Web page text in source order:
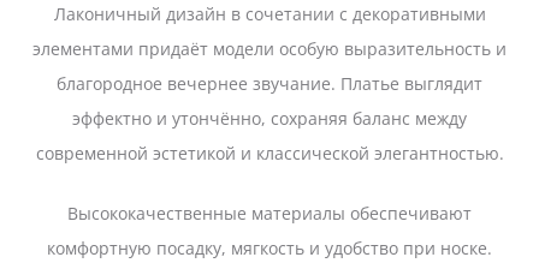
Лаконичный дизайн в сочетании с декоративными
элементами придаёт модели особую выразительность и
благородное вечернее звучание. Платье выглядит
эффектно и утончённо, сохраняя баланс между
современной эстетикой и классической элегантностью.
Высококачественные материалы обеспечивают
комфортную посадку, мягкость и удобство при носке.